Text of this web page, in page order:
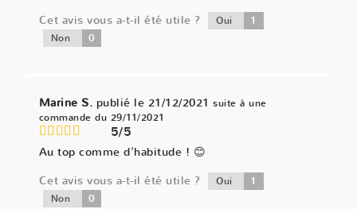
Cet avis vous a-t-il été utile ?
Oui 1
Non 0
Marine S. publié le 21/12/2021 suite à une
commande du 29/11/2021
5/5
Au top comme d'habitude ! 😊
Cet avis vous a-t-il été utile ?
Oui 1
Non 0